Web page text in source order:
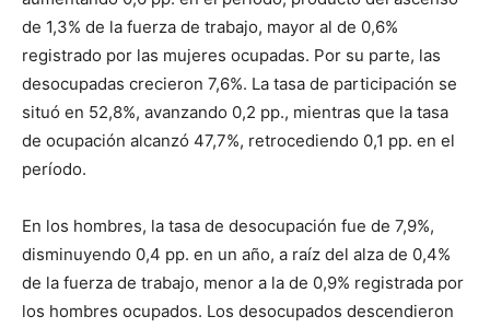
de 1,3% de la fuerza de trabajo, mayor al de 0,6%
registrado por las mujeres ocupadas. Por su parte, las
desocupadas crecieron 7,6%. La tasa de participación se
situó en 52,8%, avanzando 0,2 pp., mientras que la tasa
de ocupación alcanzó 47,7%, retrocediendo 0,1 pp. en el
período.
En los hombres, la tasa de desocupación fue de 7,9%,
disminuyendo 0,4 pp. en un año, a raíz del alza de 0,4%
de la fuerza de trabajo, menor a la de 0,9% registrada por
los hombres ocupados. Los desocupados descendieron